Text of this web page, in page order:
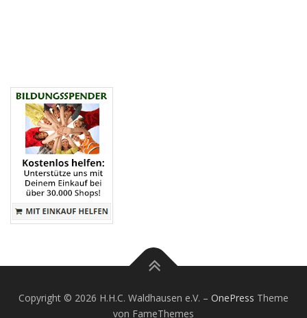
Copyright © 2026 H.H.C. Waldhausen e.V. – OnePress Theme
von FameThemes